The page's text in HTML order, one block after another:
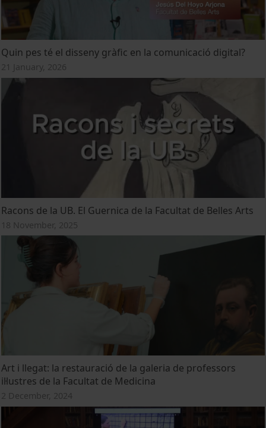
Quin pes té el disseny gràfic en la comunicació digital?
21 January, 2026
Racons de la UB. El Guernica de la Facultat de Belles Arts
18 November, 2025
Art i llegat: la restauració de la galeria de professors
il·lustres de la Facultat de Medicina
2 December, 2024